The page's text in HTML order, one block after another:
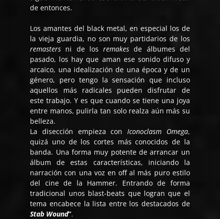
de entonces.
Los amantes del black metal, en especial los de
la vieja guardia, no son muy partidarios de los
remasters ni de losremakes de álbumes del
pasado, los hay que aman ese sonido difuso y
arcaico, una idealización de una época y de un
género, pero tengo la sensación que incluso
aquellos más radicales pueden disfrutar de
este trabajo. Y es que cuando se tiene una joya
entre manos, pulirla tan solo realza aún más su
belleza.
La disección empieza con Iconoclasm Omega,
quizá uno de los cortes más conocidos de la
banda. Una forma muy potente de arrancar un
álbum de estas características, iniciando la
narración con una voz en off al más puro estilo
del cine de la Hammer. Entrando de forma
tradicional unos blast-beats que logran que el
tema encabece la lista entre los destacados de
Stab Wound”.